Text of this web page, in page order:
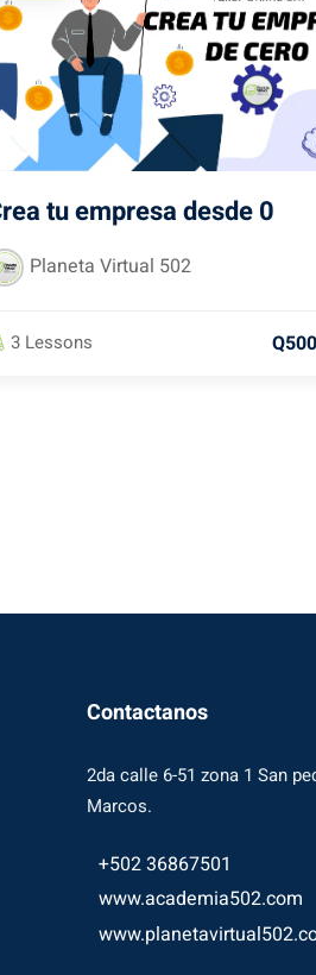
tu empresa desde 0
Planeta Virtual 502
3 Lessons
Contactanos
2da calle 6-51 zona 1 San
Marcos.
+502 36867501
www.academia502.com